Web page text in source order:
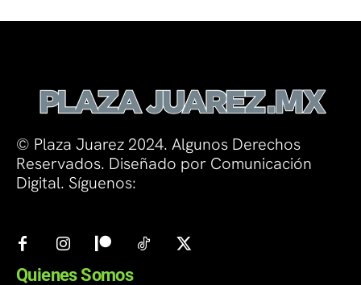
© Plaza Juarez 2024. Algunos Derechos
Reservados. Diseñado por Comunicación
Digital. Síguenos:
Quienes Somos